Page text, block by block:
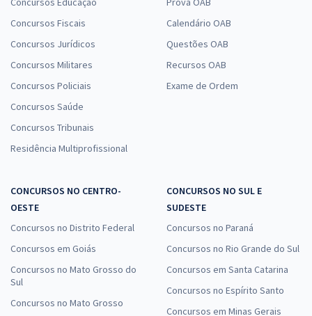
Concursos Fiscais
Concursos Jurídicos
Concursos Militares
Concursos Policiais
Concursos Saúde
Concursos Tribunais
Residência Multiprofissional
Calendário OAB
Questões OAB
Recursos OAB
Exame de Ordem
CONCURSOS NO CENTRO-
OESTE
Concursos no Distrito Federal
Concursos em Goiás
Concursos no Mato Grosso do
Sul
Concursos no Mato Grosso
CONCURSOS NO SUL E
SUDESTE
Concursos no Paraná
Concursos no Rio Grande do Sul
Concursos em Santa Catarina
Concursos no Espírito Santo
Concursos em Minas Gerais